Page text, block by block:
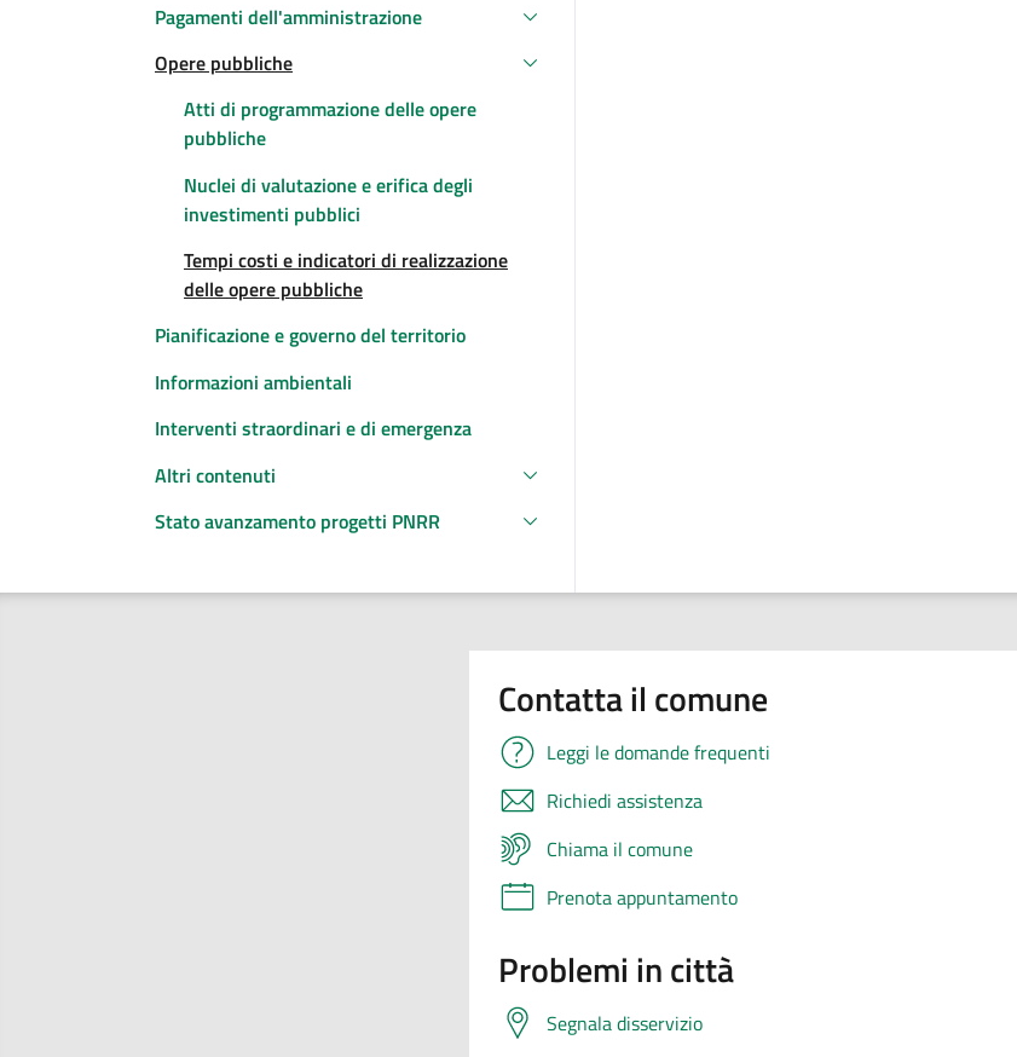
Pagamenti dell'amministrazione
Opere pubbliche
Attivo
Atti di programmazione delle opere
pubbliche
Nuclei di valutazione e erifica degli
investimenti pubblici
Tempi costi e indicatori di realizzazione
delle opere pubbliche
Pianificazione e governo del territorio
Informazioni ambientali
Interventi straordinari e di emergenza
Altri contenuti
Stato avanzamento progetti PNRR
Contatta il comune
Leggi le domande frequenti
Richiedi assistenza
Chiama il comune
Prenota appuntamento
Problemi in città
Segnala disservizio